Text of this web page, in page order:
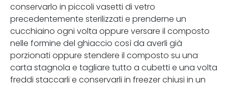
conservarlo in piccoli vasetti di vetro
precedentemente sterilizzati e prenderne un
cucchiaino ogni volta oppure versare il composto
nelle formine del ghiaccio così da averli già
porzionati oppure stendere il composto su una
carta stagnola e tagliare tutto a cubetti e una volta
freddi staccarli e conservarli in freezer chiusi in un